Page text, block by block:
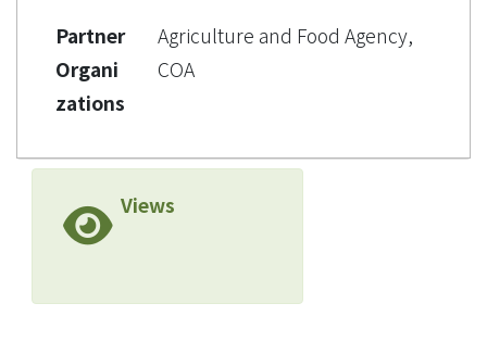
Partner
Organi
zations
Agriculture and Food Agency,
COA
Views